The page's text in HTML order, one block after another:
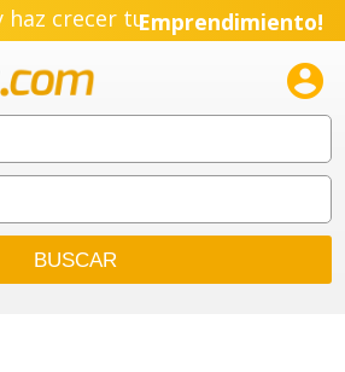
haz crecer tuEmprendimiento!
